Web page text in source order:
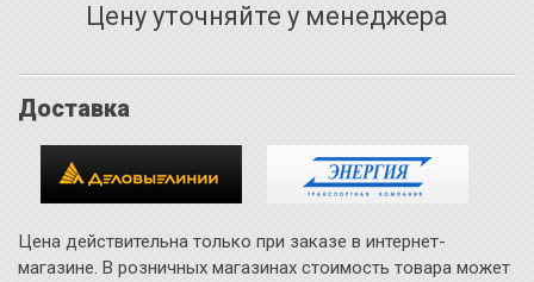
Цену уточняйте у менеджера
Доставка
Цена действительна только при заказе в интернет-
магазине. В розничных магазинах стоимость товара может